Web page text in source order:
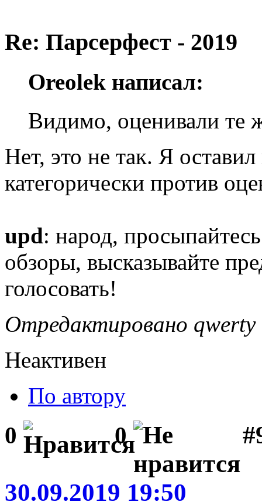
Re: Парсерфест - 2019
Oreolek написал:
Видимо, оценивали те
Нет, это не так. Я
категорически против
upd: народ,
обзоры, высказывайте
голосовать!
Отредактировано
Неактивен
По автору
0 0
30.09.2019 19:50